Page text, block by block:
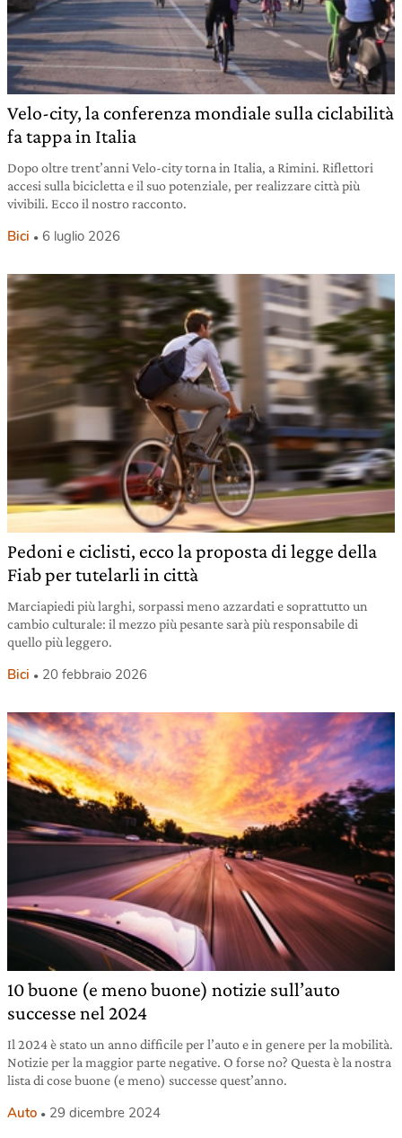
Velo-city, la conferenza mondiale sulla ciclabilità
fa tappa in Italia
Dopo oltre trent’anni Velo-city torna in Italia, a Rimini. Riflettori
accesi sulla bicicletta e il suo potenziale, per realizzare città più
vivibili. Ecco il nostro racconto.
Bici 6 luglio 2026
Pedoni e ciclisti, ecco la proposta di legge della
Fiab per tutelarli in città
Marciapiedi più larghi, sorpassi meno azzardati e soprattutto un
cambio culturale: il mezzo più pesante sarà più responsabile di
quello più leggero.
Bici 20 febbraio 2026
10 buone (e meno buone) notizie sull’auto
successe nel 2024
Il 2024 è stato un anno difficile per l’auto e in genere per la mobilità.
Notizie per la maggior parte negative. O forse no? Questa è la nostra
lista di cose buone (e meno) successe quest’anno.
Auto 29 dicembre 2024